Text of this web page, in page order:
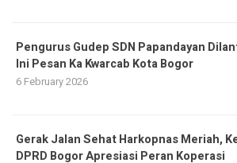
Pengurus Gudep SDN Papandayan
Ini Pesan Ka Kwarcab Kota Bogor
6 February 2026
Gerak Jalan Sehat Harkopnas Meriah,
DPRD Bogor Apresiasi Peran Koperasi